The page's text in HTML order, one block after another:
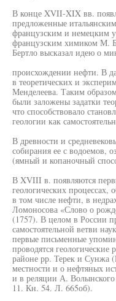
В конце XVII-XIX вв.
предложенные
французским и немецким
французским химиком М.
Бертло высказал идею о
происхождении нефти. В
в теоретических и
Менделеева. Таким
были заложены задатки
что способствовало
геологии как
В древности и
собирания ее с водоемов,
(ямный и копаночный
В XVIII в. появляются
геологических процессах,
в том числе нефти, в
Ломоносова «Слово о
(1757). В целом в России
самостоятельной ветви
первые письменные
проводятся геологические
районе рр. Терек и Сунжа
местности и о нефтяных
и в реляции А.
11. Кн. 54. Л. 665об).